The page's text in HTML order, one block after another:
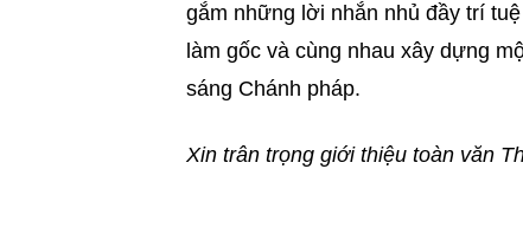
gắm những lời nhắn nhủ đầy trí
làm gốc và cùng nhau xây dựng
sáng Chánh pháp.
Xin trân trọng giới thiệu toàn văn